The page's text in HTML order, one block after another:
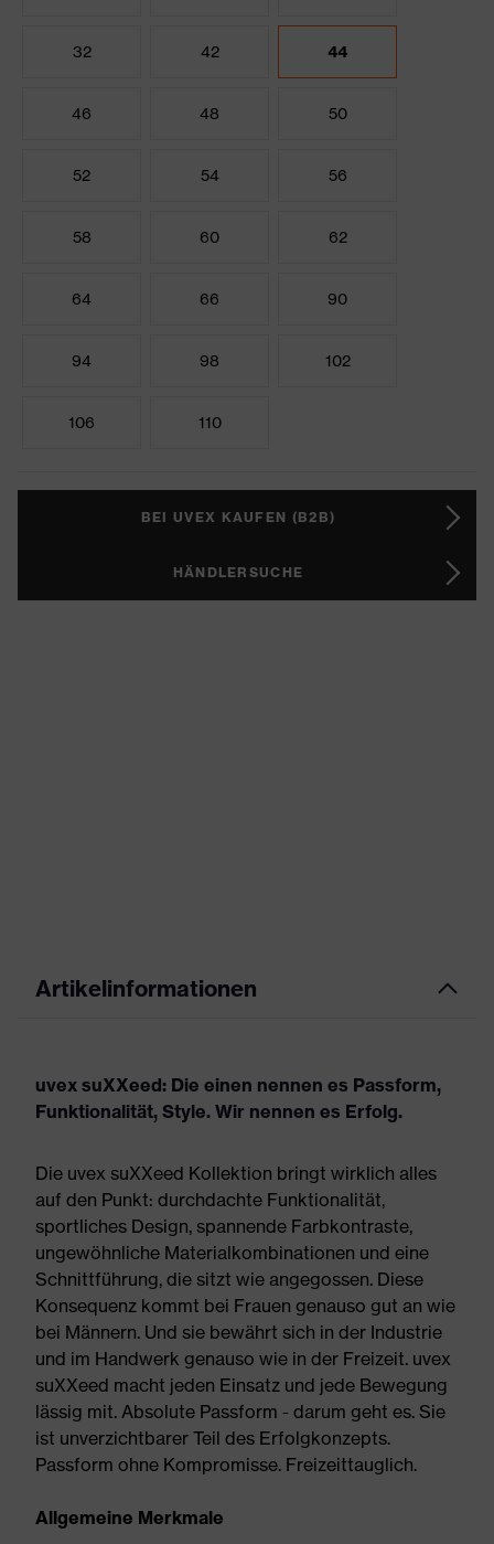
32 42 44
46 48 50
52 54 56
58 60 62
64 66 90
94 98 102
106 110
BEI UVEX KAUFEN (B2B)
HÄNDLERSUCHE
Artikelinformationen
uvex suXXeed: Die einen nennen es Passform,
Funktionalität, Style. Wir nennen es Erfolg.
Die uvex suXXeed Kollektion bringt wirklich alles
auf den Punkt: durchdachte Funktionalität,
sportliches Design, spannende Farbkontraste,
ungewöhnliche Materialkombinationen und eine
Schnittführung, die sitzt wie angegossen. Diese
Konsequenz kommt bei Frauen genauso gut an wie
bei Männern. Und sie bewährt sich in der Industrie
und im Handwerk genauso wie in der Freizeit. uvex
suXXeed macht jeden Einsatz und jede Bewegung
lässig mit. Absolute Passform - darum geht es. Sie
ist unverzichtbarer Teil des Erfolgkonzepts.
Passform ohne Kompromisse. Freizeittauglich.
Allgemeine Merkmale